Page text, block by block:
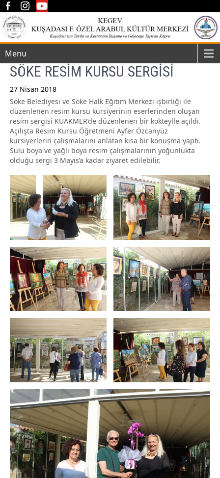
Menu
SÖKE RESİM KURSU SERGİSİ
27 Nisan 2018
Söke Belediyesi ve Söke Halk Eğitim Merkezi işbirliği ile
düzenlenen resim kursu kursiyerinin eserlerinden oluşan
resim sergisi KUAKMER’de düzenlenen bir kokteylle açıldı.
Açılışta Resim Kursu Öğretmeni Ayfer Özcanyüz
kursiyerlerin çalışmalarını anlatan kısa bir konuşma yaptı.
Sulu boya ve yağlı boya resim çalışmalarının yoğunlukta
olduğu sergi 3 Mayıs’a kadar ziyaret edilebilir.
Post
navigation